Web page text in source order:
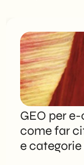
GEO per
come far
e